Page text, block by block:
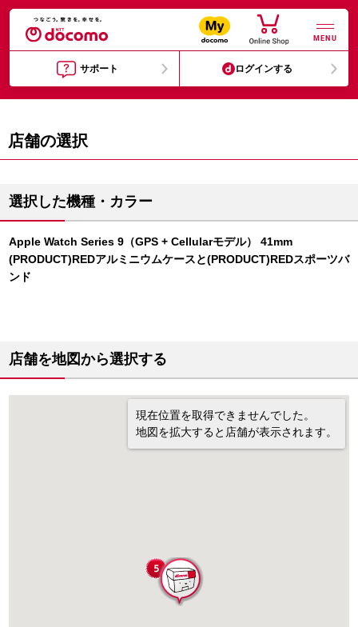
MENU
サポート ログインする
店舗の選択
選択した機種・カラー
Apple Watch Series 9（GPS + Cellularモデル） 41mm
(PRODUCT)REDアルミニウムケースと(PRODUCT)REDスポーツバ
ンド
店舗を地図から選択する
現在位置を取得できませんでした。
地図を拡大すると店舗が表示されます。